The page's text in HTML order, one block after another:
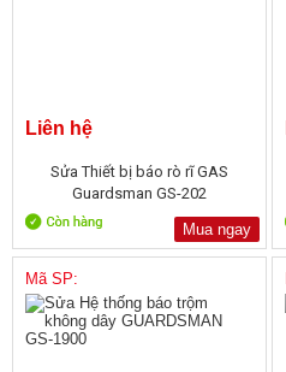
Liên hệ
Sửa Thiết bị báo rò rĩ GAS
Guardsman GS-202
Mua ngay
Mã SP: